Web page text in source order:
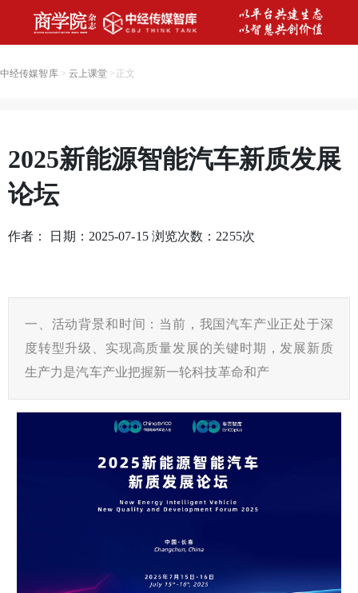
中经传媒智库> 云上课堂 > 正文
2025新能源智能汽车新质发展
论坛
作者： 日期：2025-07-15 浏览次数： 2255次
一、活动背景和时间：当前，我国汽车产业正处于深
度转型升级、实现高质量发展的关键时期，发展新质
生产力是汽车产业把握新一轮科技革命和产